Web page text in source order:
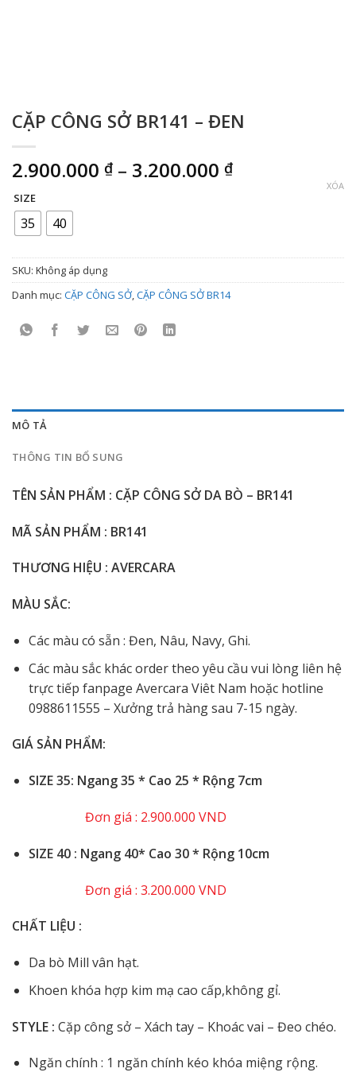
CẶP CÔNG SỞ BR141 – ĐEN
2.900.000 ₫ – 3.200.000 ₫Khoảng
3.200.000 ₫
SIZE
35 40
XÓA
SKU: Không áp dụng
Danh mục: CẶP CÔNG SỞ,CẶP CÔNG SỞ BR14
MÔ TẢ
THÔNG TIN BỔ SUNG
TÊN SẢN PHẨM : CẶP CÔNG SỞ DA BÒ – BR141
MÃ SẢN PHẨM : BR141
THƯƠNG HIỆU : AVERCARA
MÀU SẮC:
Các màu có sẵn : Đen, Nâu, Navy, Ghi.
Các màu sắc khác order theo yêu cầu vui lòng liên hệ
trực tiếp fanpage Avercara Viêt Nam hoặc hotline
0988611555 – Xưởng trả hàng sau 7-15 ngày.
GIÁ SẢN PHẨM:
SIZE 35: Ngang 35 * Cao 25 * Rộng 7cm
Đơn giá : 2.900.000 VND
️SIZE 40 : Ngang 40* Cao 30 * Rộng 10cm
Đơn giá : 3.200.000 VND
CHẤT LIỆU :
Da bò Mill vân hạt.
Khoen khóa hợp kim mạ cao cấp,không gỉ.
STYLE : Cặp công sở – Xách tay – Khoác vai – Đeo chéo.
Ngăn chính : 1 ngăn chính kéo khóa miệng rộng.